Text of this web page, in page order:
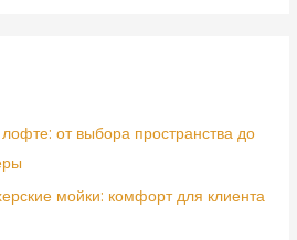
от выбора пространства до
мойки: комфорт для клиента